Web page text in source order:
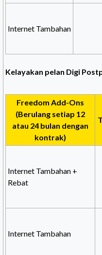
Internet Tambahan
Kelayakan pelan Digi
Freedom Add-Ons
(Berulang setiap 12
atau 24 bulan dengan
kontrak)
Internet Tambahan +
Rebat
Internet Tambahan